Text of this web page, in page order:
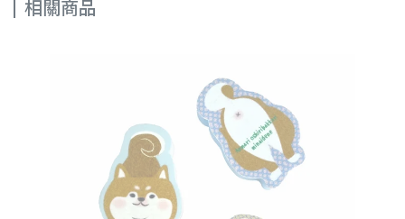
相關商品